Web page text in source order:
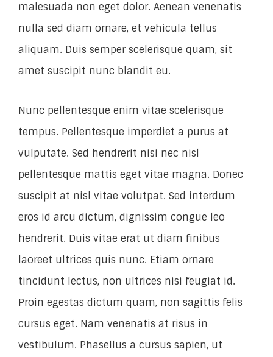
malesuada non eget dolor. Aenean venenatis
nulla sed diam ornare, et vehicula tellus
aliquam. Duis semper scelerisque quam, sit
amet suscipit nunc blandit eu.
Nunc pellentesque enim vitae scelerisque
tempus. Pellentesque imperdiet a purus at
vulputate. Sed hendrerit nisi nec nisl
pellentesque mattis eget vitae magna. Donec
suscipit at nisl vitae volutpat. Sed interdum
eros id arcu dictum, dignissim congue leo
hendrerit. Duis vitae erat ut diam finibus
laoreet ultrices quis nunc. Etiam ornare
tincidunt lectus, non ultrices nisi feugiat id.
Proin egestas dictum quam, non sagittis felis
cursus eget. Nam venenatis at risus in
vestibulum. Phasellus a cursus sapien, ut